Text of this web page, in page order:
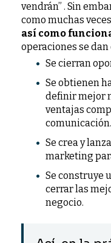
vendrán” . Sin
como muchas veces
así como
operaciones se
Se cierran
Se obtienen
definir mejor
ventajas
comunicación.
Se crea y
marketing
Se construye
cerrar las
negocio.